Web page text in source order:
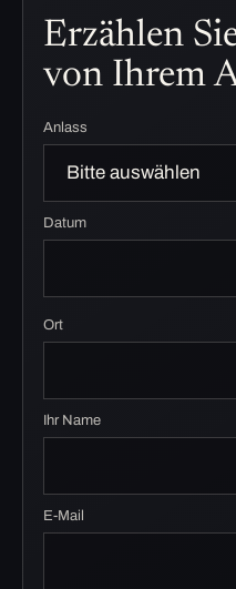
Erzählen
von Ihrem
Anlass
Datum
Ort
Ihr Name
E-Mail